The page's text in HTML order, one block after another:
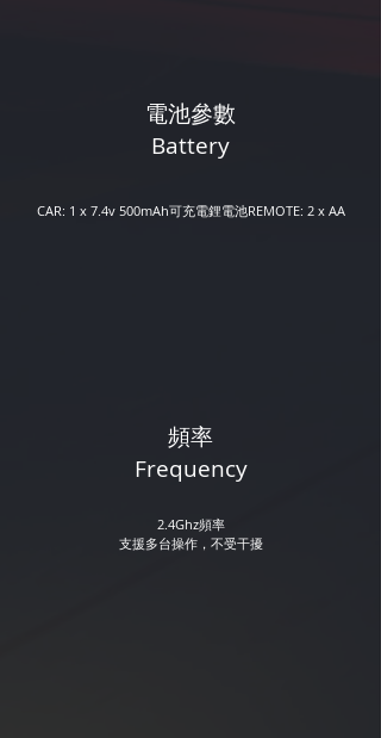
電池參數
Battery
CAR: 1 x 7.4v 500mAh可充電鋰電池REMOTE: 2 x AA
​頻率
Frequency
2.4Ghz頻率
​支援多台操作，不受干擾